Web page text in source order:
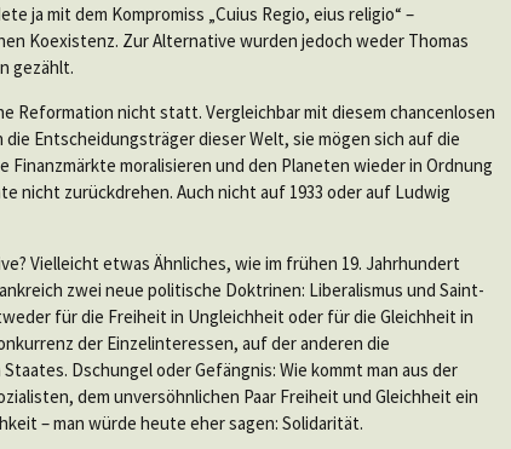
ja mit dem Kompromiss „Cuius Regio, eius religio“ ­–
Koexistenz. Zur Alternative wurden jedoch weder Thomas
gezählt.
Reformation nicht statt. Vergleichbar mit diesem chancenlosen
Entscheidungsträger dieser Welt, sie mögen sich auf die
moralisieren und den Planeten wieder in Ordnung
nicht zurückdrehen. Auch nicht auf 1933 oder auf Ludwig
Vielleicht etwas Ähnliches, wie im frühen 19. Jahrhundert
zwei neue politische Doktrinen: Liberalismus und Saint-
für die Freiheit in Ungleichheit oder für die Gleichheit in
der Einzelinteressen, auf der anderen die
Dschungel oder Gefängnis: Wie kommt man aus der
dem unversöhnlichen Paar Freiheit und Gleichheit ein
– man würde heute eher sagen: Solidarität.